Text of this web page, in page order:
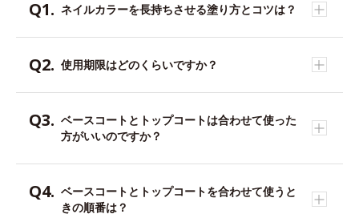
ネイルカラーを長持ちさせる塗り方とコツは？
使用期限はどのくらいですか？
ベースコートとトップコートは合わせて使った
方がいいのですか？
ベースコートとトップコートを合わせて使うと
きの順番は？